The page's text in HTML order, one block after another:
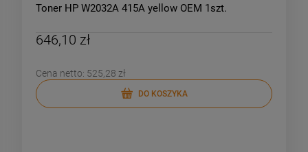
Toner HP W2032A 415A yellow OEM 1szt.
646,10 zł
Cena netto: 525,28 zł
DO KOSZYKA